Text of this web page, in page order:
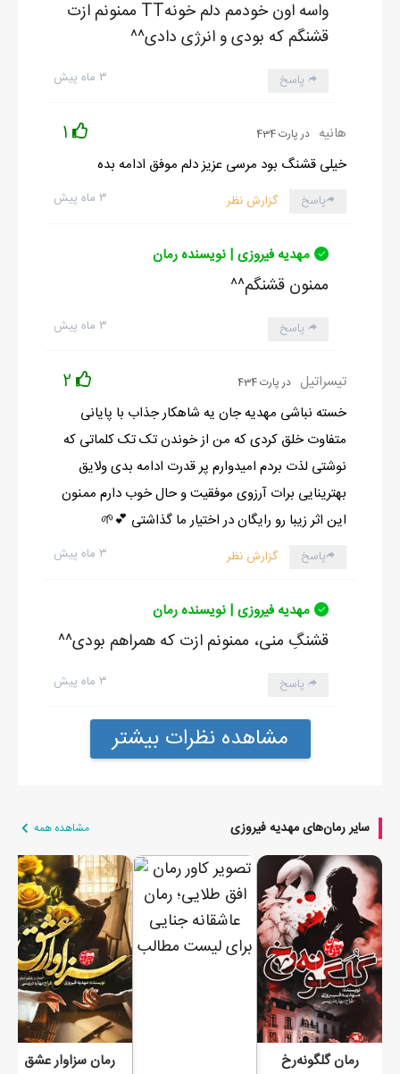
واسه اون خودمم دلم خونهTT ممنونم ازت
قشنگم که بودی و انرژی دادی^^
۳ ماه پیش پاسخ
هانیه در پارت 434 1
خیلی قشنگ بود مرسی عزیز دلم موفق ادامه بده
۳ ماه پیش پاسخ گزارش نظر
مهدیه فیروزی | نویسنده رمان
ممنون قشنگم^^
۳ ماه پیش پاسخ
تیسراتیل در پارت 434 2
خسته نباشی مهدیه جان یه شاهکار جذاب با پایانی
متفاوت خلق کردی که من از خوندن تک تک کلماتی که
نوشتی لذت بردم امیدوارم پر قدرت ادامه بدی ولایق
بهترینایی برات آرزوی موفقیت و حال خوب دارم ممنون
این اثر زیبا رو رایگان در اختیار ما گذاشتی 💕🌱
۳ ماه پیش پاسخ گزارش نظر
مهدیه فیروزی | نویسنده رمان
قشنگِ منی، ممنونم ازت که همراهم بودی^^
۳ ماه پیش پاسخ
مشاهده نظرات بیشتر
سایر رمان‌های مهدیه فیروزی مشاهده همه
رمان گلگونه‌رخ
رمان سزاوار عشق